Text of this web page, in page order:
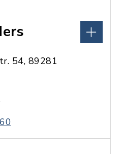
54, 89281